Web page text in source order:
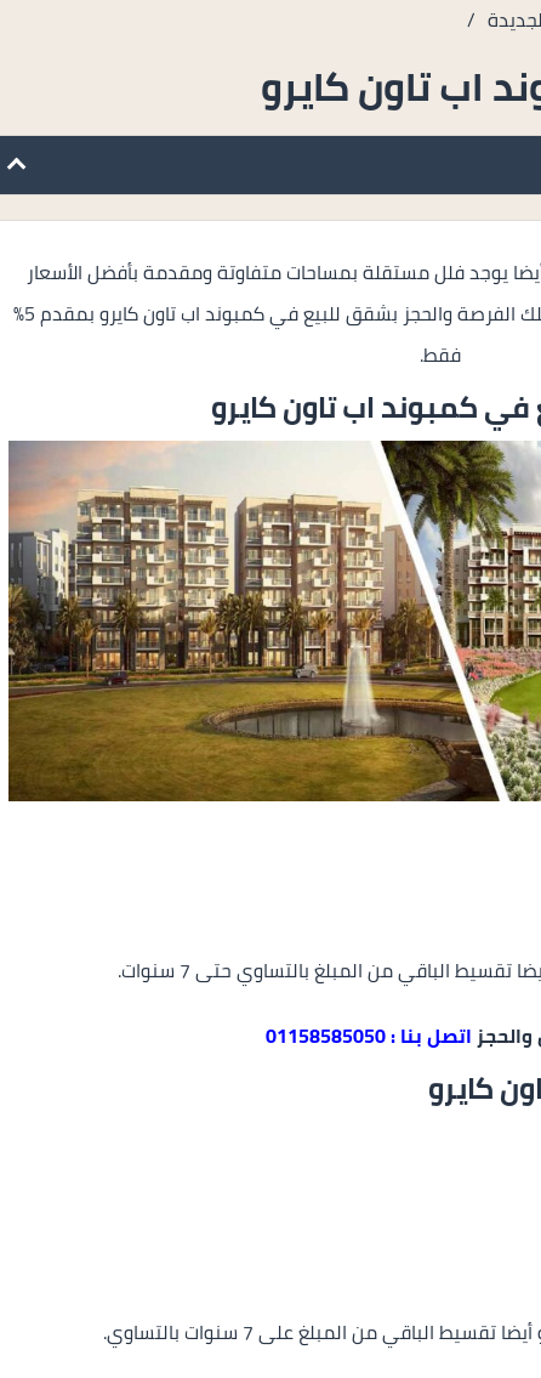
/
اب تاون كايرو
يوجد فلل مستقلة بمساحات متفاوتة ومقدمة بأفضل الأسعار
التي تسهل على جميع العملاء الاغتنام بتلك الفرصة والحجز بشقق للبيع في كمبوند اب تاون كايرو بمقدم 5%
فقط.
فيكمبوند اب تاون كايرو
اتصل بنا : 01158585050
كايرو